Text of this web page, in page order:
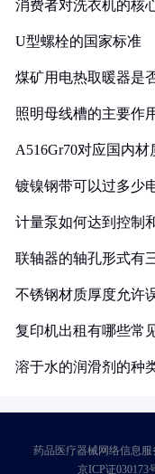
消费者对洗衣机的核
U型螺栓的国家标准
煤矿用电热取暖器是
照明母线槽的主要作
A516Gr70对应国内
镀镍钢带可以过多少
计量泵如何达到控制
联轴器的轴孔形式有
不锈钢材质厚度允许
复印机出租有哪些常
溶于水的润滑剂的种
药品医疗器械网络信息服
京ICP证030173